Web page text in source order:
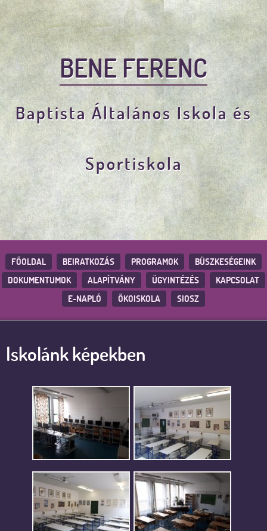
BENE FERENC
Baptista Általános Iskola és
Sportiskola
FŐOLDAL BEIRATKOZÁS PROGRAMOK
BÜSZKESÉGEINK
DOKUMENTUMOK
ALAPÍTVÁNY ÜGYINTÉZÉS
KAPCSOLAT
E-NAPLÓ
ÖKOISKOLA SIOSZ
Iskolánk képekben